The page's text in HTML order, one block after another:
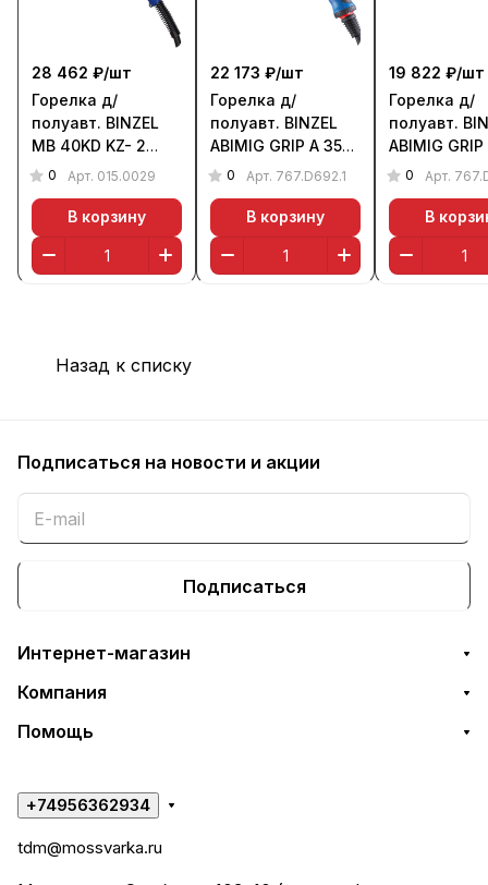
28 462 ₽/шт
Горелка д/
полуавт. BINZEL
MB 40KD KZ- 2
(350 А, 3 м, возд.)
0 Арт. 015.0029
В корзину
22 173 ₽/шт
Горелка д/
полуавт. BINZEL
ABIMIG GRIP A 355
LW (350 А, 5 м,
0 Арт. 767.D692.1
В корзину
19 822 ₽/шт
Горелка д/
полуавт.
ABIMIG
LW (350 А,
0 Арт.
В
Назад к списку
Подписаться на новости и акции
Подписаться
Интернет-магазин
Компания
Помощь
+74956362934
tdm@mossvarka.ru